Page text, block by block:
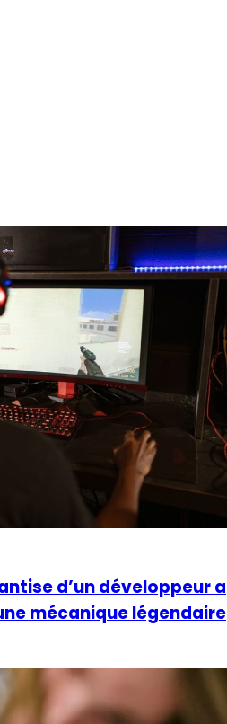
d’un développeur a
mécanique légendaire